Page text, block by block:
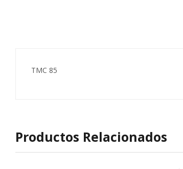
TMC 85
Productos Relacionados